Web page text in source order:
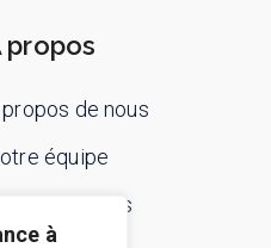
à
propos
de nous
équipe
nous